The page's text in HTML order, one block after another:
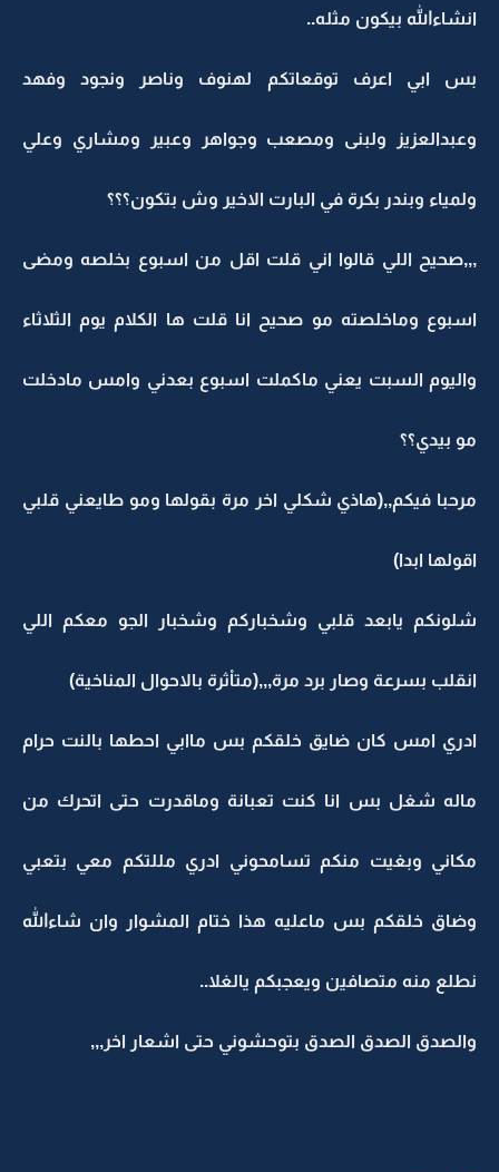
انشاءالله بيكون مثله..
بس ابي اعرف توقعاتكم لهنوف وناصر ونجود وفهد
وعبدالعزيز ولبنى ومصعب وجواهر وعبير ومشاري وعلي
ولمياء وبندر بكرة في البارت الاخير وش بتكون؟؟؟
,,,صحيح اللي قالوا اني قلت اقل من اسبوع بخلصه ومضى
اسبوع وماخلصته مو صحيح انا قلت ها الكلام يوم الثلاثاء
واليوم السبت يعني ماكملت اسبوع بعدني وامس مادخلت
مو بيدي؟؟
مرحبا فيكم,,(هاذي شكلي اخر مرة بقولها ومو طايعني قلبي
اقولها ابدا)
شلونكم يابعد قلبي وشخباركم وشخبار الجو معكم اللي
انقلب بسرعة وصار برد مرة,,,(متاْثرة بالاحوال المناخية)
ادري امس كان ضايق خلقكم بس ماابي احطها بالنت حرام
ماله شغل بس انا كنت تعبانة وماقدرت حتى اتحرك من
مكاني وبغيت منكم تسامحوني ادري مللتكم معي بتعبي
وضاق خلقكم بس ماعليه هذا ختام المشوار وان شاءالله
نطلع منه متصافين ويعجبكم يالغلا..
والصدق الصدق الصدق بتوحشوني حتى اشعار اخر,,,